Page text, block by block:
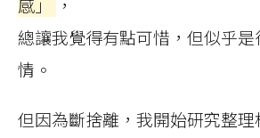
總讓我覺得有點可惜，但似乎
情。
但因為斷捨離，我開始研究整理